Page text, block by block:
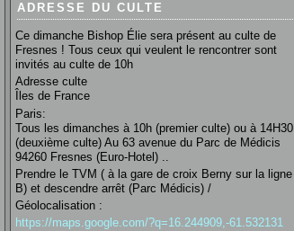
ADRESSE DU CULTE
Ce dimanche Bishop Élie sera présent au culte de
Fresnes ! Tous ceux qui veulent le rencontrer sont
invités au culte de 10h
Adresse culte
Îles de France
Paris:
Tous les dimanches à 10h (premier culte) ou à 14H30
(deuxième culte) Au 63 avenue du Parc de Médicis
94260 Fresnes (Euro-Hotel) ..
Prendre le TVM ( à la gare de croix Berny sur la ligne
B) et descendre arrêt (Parc Médicis) /
Géolocalisation :
https://maps.google.com/?q=16.244909,-61.532131